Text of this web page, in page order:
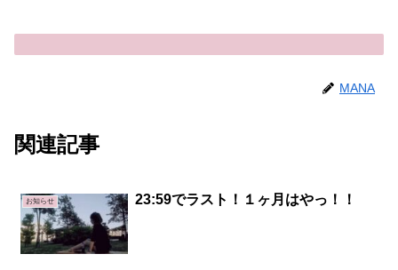
MANA
関連記事
お知らせ 23:59でラスト！１ヶ月はやっ！！